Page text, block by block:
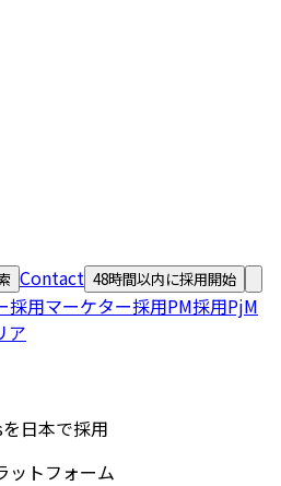
Contact 48時間以内に採用開始
採用マーケター採用PM採用PjM
ア
日本で採用
ットフォーム